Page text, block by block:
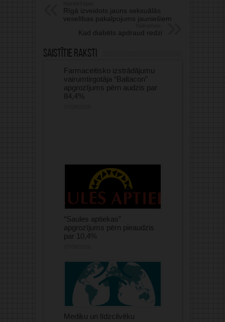
Rīgā izveidots jauns seksuālās
veselības pakalpojums jauniešiem
Kad diabēts apdraud redzi
Saistītie raksti
Farmaceitisko izstrādājumu
vairumtirgotāja “Baltacon”
apgrozījums pērn audzis par
84,4%
“Saules aptiekas”
apgrozījums pērn pieaudzis
par 10,4%
Mediķu un līdzcilvēku